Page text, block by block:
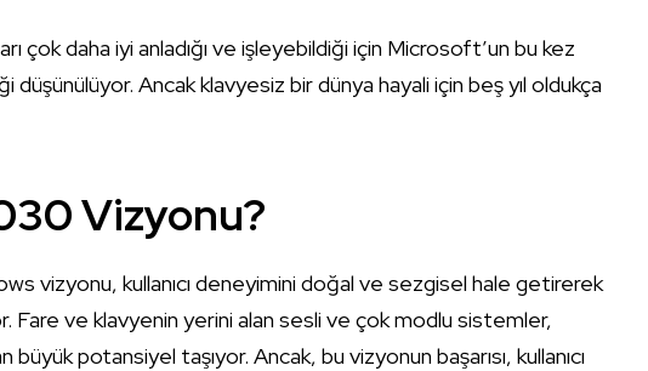
çok daha iyi anladığı ve işleyebildiği için Microsoft’un bu kez
Ancak klavyesiz bir dünya hayali için beş yıl oldukça
Vizyonu?
vizyonu, kullanıcı deneyimini doğal ve sezgisel hale getirerek
Fare ve klavyenin yerini alan sesli ve çok modlu sistemler,
büyük potansiyel taşıyor. Ancak, bu vizyonun başarısı, kullanıcı